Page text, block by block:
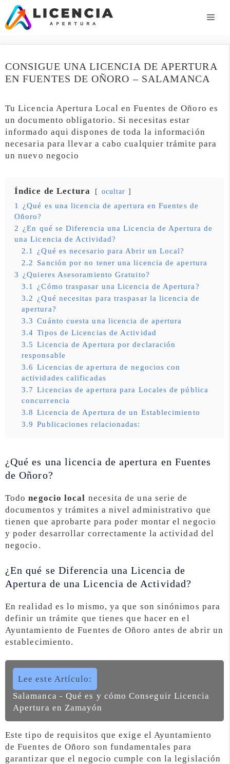
Saltar
contenido
CONSIGUE UNA LICENCIA DE APERTURA
EN FUENTES DE OÑORO – SALAMANCA
Tu Licencia Apertura Local en Fuentes de Oñoro es
un documento obligatorio. Si necesitas estar
informado aqui dispones de toda la información
necesaria para llevar a cabo cualquier trámite para
un nuevo negocio
Índice de Lectura ocultar
1
¿Qué es una licencia de apertura en Fuentes de
Oñoro?
2 ¿En qué se Diferencia una Licencia de Apertura de
una Licencia de Actividad?
2.1
¿Qué es necesario para Abrir un Local?
2.2 Sanción por no tener una licencia de apertura
3 ¿Quieres Asesoramiento Gratuito?
3.1
¿Cómo traspasar una Licencia de Apertura?
3.2 ¿Qué necesitas para traspasar la licencia de
apertura?
3.3 Cuánto cuesta una licencia de apertura
3.4 Tipos de Licencias de Actividad
3.5 Licencia de Apertura por declaración
responsable
3.6 Licencias de apertura de negocios con
actividades calificadas
3.7 Licencias de apertura para Locales de pública
concurrencia
3.8 Licencia de Apertura de un Establecimiento
3.9 Publicaciones relacionadas:
¿Qué es una licencia de apertura en Fuentes
de Oñoro?
Todonegocio local necesita de una serie de
documentos y trámites a nivel administrativo que
tienen que aprobarte para poder montar el negocio
y poder desarrollar correctamente la actividad del
negocio.
¿En qué se Diferencia una Licencia de
Apertura de una Licencia de Actividad?
En realidad es lo mismo, ya que son sinónimos para
definir un trámite que tienes que hacer en el
Ayuntamiento de Fuentes de Oñoro antes de abrir un
establecimiento.
Lee este Artículo:
Salamanca - Qué es y cómo Conseguir Licencia
Apertura en Zamayón
Este tipo de requisitos que exige el Ayuntamiento
de Fuentes de Oñoro son fundamentales para
garantizar que el negocio cumple con la legislación